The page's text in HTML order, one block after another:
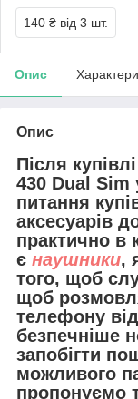
140 ₴ від 3 шт.
Опис
Опис
Після
430 Dual Sim
питання
аксесуарів
практично в
є наушники,
того, щоб
щоб
телефону
безпечніше
запобігти
можливого
пропонуємо